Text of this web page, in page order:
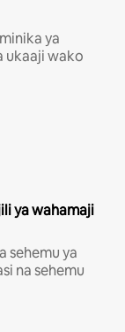
ya
ukaaji wako
ya wahamaji
sehemu ya
na sehemu